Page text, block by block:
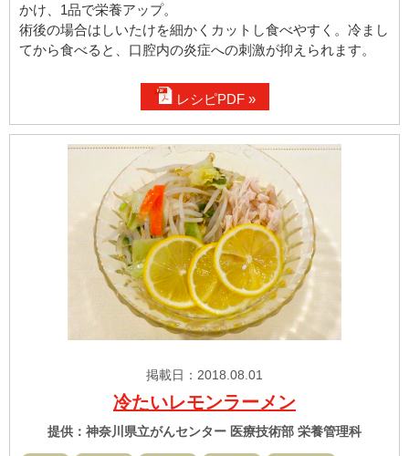
かけ、1品で栄養アップ。
術後の場合はしいたけを細かくカットし食べやすく。冷まし
てから食べると、口腔内の炎症への刺激が抑えられます。
レシピPDF »
掲載日：2018.08.01
冷たいレモンラーメン
提供：神奈川県立がんセンター 医療技術部 栄養管理科